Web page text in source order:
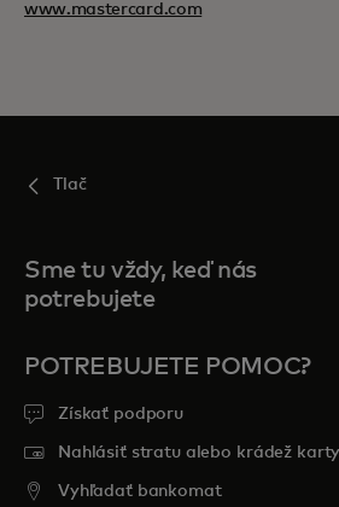
www.mastercard.com
Tlač
Sme tu vždy, keď nás
potrebujete
POTREBUJETE POMOC?
Získať podporu
Nahlásiť stratu alebo krádež karty
Vyhľadať bankomat